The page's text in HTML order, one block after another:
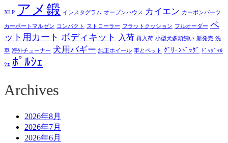
XLP アメ鍛 インスタグラム オープンハウス カイエン カーボンパーツ
カーポートマルゼン コンパクト ストローラー フラットクッション フルオーダー ペ
ット用カート ボディキット 入荷 再入荷 小型犬多頭飼い 新発売 洗
車 海外チューナー 犬用バギー 純正ホイール 車とペット ｸﾞﾘｰﾝﾄﾞｯｸﾞ ﾄﾞｯｸﾞﾏﾙ
ｼｪ ﾎﾟﾙｼｪ
Archives
2026年8月
2026年7月
2026年6月